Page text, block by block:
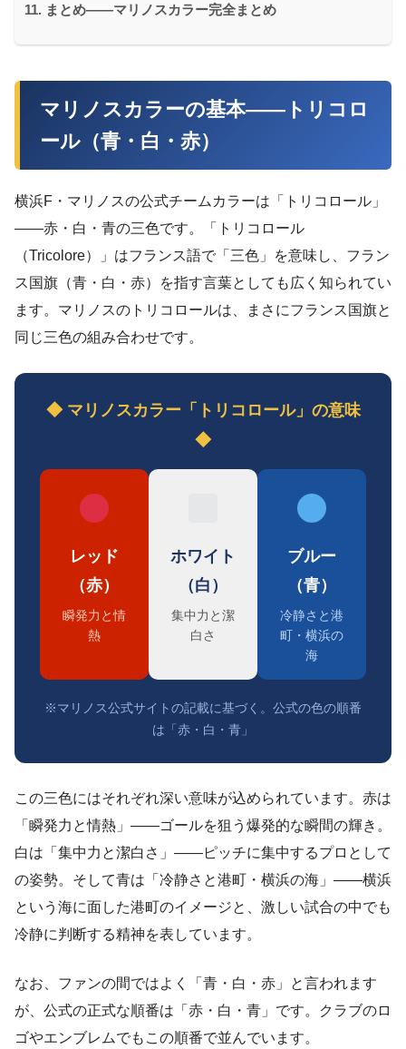
まとめ——マリノスカラー完全まとめ
マリノスカラーの基本——トリコロ
ール（青・白・赤）
横浜F・マリノスの公式チームカラーは「トリコロール」
——赤・白・青の三色です。「トリコロール
（Tricolore）」はフランス語で「三色」を意味し、フラン
ス国旗（青・白・赤）を指す言葉としても広く知られてい
ます。マリノスのトリコロールは、まさにフランス国旗と
同じ三色の組み合わせです。
◆ マリノスカラー「トリコロール」の意味
◆
レッド
（赤）
瞬発力と情
熱
ホワイト
（白）
集中力と潔
白さ
ブルー
（青）
冷静さと港
町・横浜の
海
※マリノス公式サイトの記載に基づく。公式の色の順番
は「赤・白・青」
この三色にはそれぞれ深い意味が込められています。赤は
「瞬発力と情熱」——ゴールを狙う爆発的な瞬間の輝き。
白は「集中力と潔白さ」——ピッチに集中するプロとして
の姿勢。そして青は「冷静さと港町・横浜の海」——横浜
という海に面した港町のイメージと、激しい試合の中でも
冷静に判断する精神を表しています。
なお、ファンの間ではよく「青・白・赤」と言われます
が、公式の正式な順番は「赤・白・青」です。クラブのロ
ゴやエンブレムでもこの順番で並んでいます。